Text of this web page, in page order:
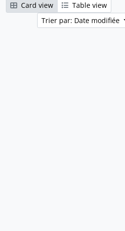
Card view
Table view
Trier par: Date modifiée